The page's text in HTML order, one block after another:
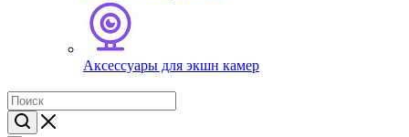
Аксессуары для экшн камер